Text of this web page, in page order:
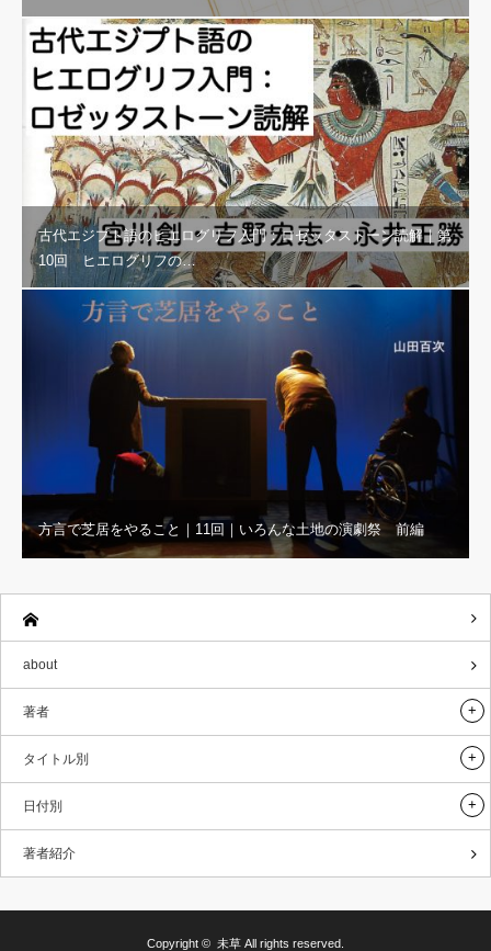
古代エジプト語のヒエログリフ入門：ロゼッタストーン読解｜第
10回 ヒエログリフの…
方言で芝居をやること｜11回｜いろんな土地の演劇祭 前編
about
著者
タイトル別
日付別
著者紹介
Copyright © 未草 All rights reserved.